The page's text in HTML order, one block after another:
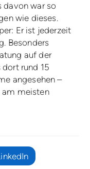
davon war so
wie dieses.
Er ist jederzeit
Besonders
auf der
dort rund 15
angesehen –
am meisten